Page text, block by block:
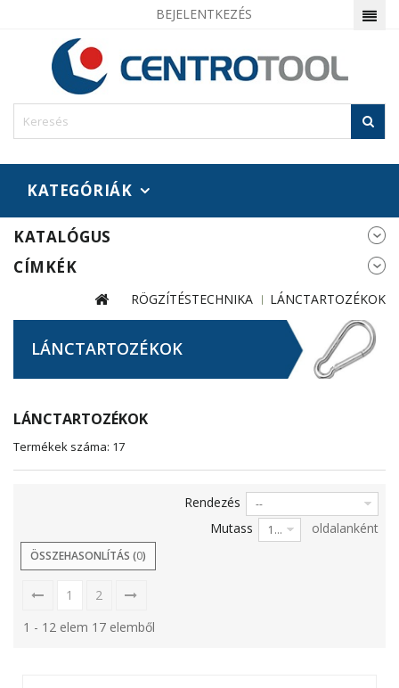
BEJELENTKEZÉS
KATEGÓRIÁK
KATALÓGUS
CÍMKÉK
RÖGZÍTÉSTECHNIKA LÁNCTARTOZÉKOK
LÁNCTARTOZÉKOK
LÁNCTARTOZÉKOK
Termékek száma: 17
Rendezés --
Mutass 12 oldalanként
ÖSSZEHASONLÍTÁS (0)
1
2
1 - 12 elem 17 elemből